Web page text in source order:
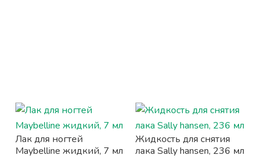
Лак для ногтей
Maybelline жидкий, 7 мл
Жидкость для снятия
лака Sally hansen, 236 мл